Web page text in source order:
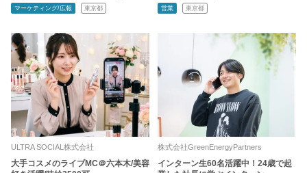
マーケティング/広報 東京都 営業 東京都
ULTRA SOCIAL株式会社
大手コスメのライブMC＠六本木/美容
株式会社GreenEnergyPartners
インターン生60名活躍中！24歳で起